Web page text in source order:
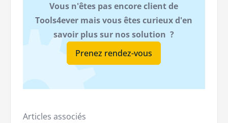
Vous n'êtes pas encore client de
Tools4ever mais vous êtes curieux d'en
savoir plus sur nos solution ?
Prenez rendez-vous
Articles associés